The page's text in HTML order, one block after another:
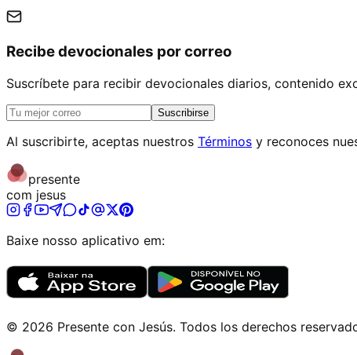
Recibe devocionales por correo
Suscríbete para recibir devocionales diarios, contenido
Suscribirse
Al suscribirte, aceptas nuestros Términos y reconoces
presente
com jesus
Baixe nosso aplicativo em:
© 2026 Presente con Jesús. Todos los derechos